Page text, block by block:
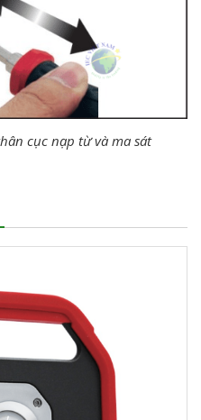
cục nạp từ và ma sát